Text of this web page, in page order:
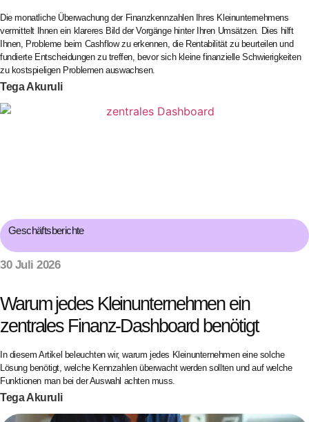
Die monatliche Überwachung der Finanzkennzahlen Ihres Kleinunternehmens
vermittelt Ihnen ein klareres Bild der Vorgänge hinter Ihren Umsätzen. Dies hilft
Ihnen, Probleme beim Cashflow zu erkennen, die Rentabilität zu beurteilen und
fundierte Entscheidungen zu treffen, bevor sich kleine finanzielle Schwierigkeiten
zu kostspieligen Problemen auswachsen.
Tega Akuruli
Geschäftsberichte
30 Juli 2026
Warum jedes Kleinunternehmen ein
zentrales Finanz-Dashboard benötigt
In diesem Artikel beleuchten wir, warum jedes Kleinunternehmen eine solche
Lösung benötigt, welche Kennzahlen überwacht werden sollten und auf welche
Funktionen man bei der Auswahl achten muss.
Tega Akuruli